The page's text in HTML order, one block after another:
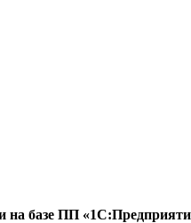
на базе ПП